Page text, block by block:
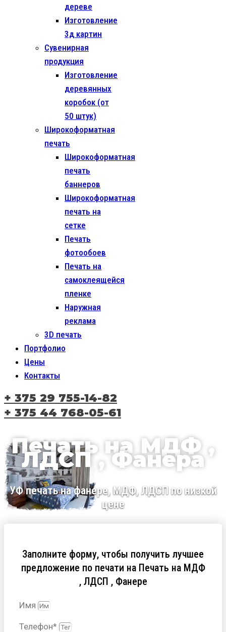
дереве
Изготовление
3д картин
Сувенирная
продукция
Изготовление
деревянных
коробок (от
50 штук)
Широкоформатная
печать
Широкоформатная
печать
баннеров
Широкоформатная
печать на
сетке
Печать
фотообоев
Печать на
самоклеящейся
пленке
Наружная
реклама
3D печать
Портфолио
Цены
Контакты
+ 375 29 755-14-82
+ 375 44 768-05-61
Печать на МДФ ,
ЛДСП , Фанера
УФ печать на фанере, МДФ, ЛДСП по низкой
цене
Заполните форму, чтобы получить лучшее
предложение по печати на Печать на МДФ
, ЛДСП , Фанере
Имя
Телефон*